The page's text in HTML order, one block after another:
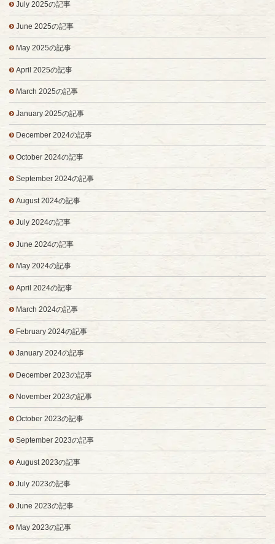
July 2025の記事
June 2025の記事
May 2025の記事
April 2025の記事
March 2025の記事
January 2025の記事
December 2024の記事
October 2024の記事
September 2024の記事
August 2024の記事
July 2024の記事
June 2024の記事
May 2024の記事
April 2024の記事
March 2024の記事
February 2024の記事
January 2024の記事
December 2023の記事
November 2023の記事
October 2023の記事
September 2023の記事
August 2023の記事
July 2023の記事
June 2023の記事
May 2023の記事